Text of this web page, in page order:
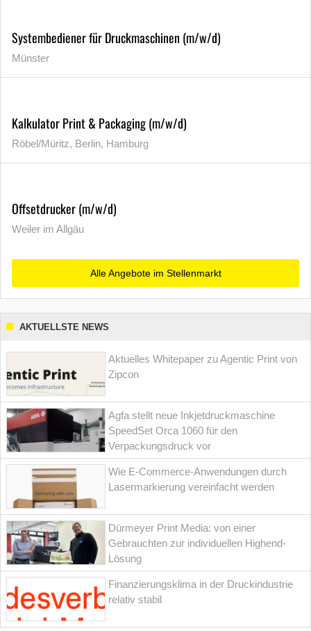
Systembediener für Druckmaschinen (m/w/d)
Münster
Kalkulator Print & Packaging (m/w/d)
Röbel/Müritz, Berlin, Hamburg
Offsetdrucker (m/w/d)
Weiler im Allgäu
Alle Angebote im Stellenmarkt
AKTUELLSTE NEWS
Aktuelles Whitepaper zu Agentic Print von
Zipcon
Agfa stellt neue Inkjetdruckmaschine
SpeedSet Orca 1060 für den
Verpackungsdruck vor
Wie E-Commerce-Anwendungen durch
Lasermarkierung vereinfacht werden
Dürmeyer Print Media: von einer
Gebrauchten zur individuellen Highend-
Lösung
Finanzierungsklima in der Druckindustrie
relativ stabil